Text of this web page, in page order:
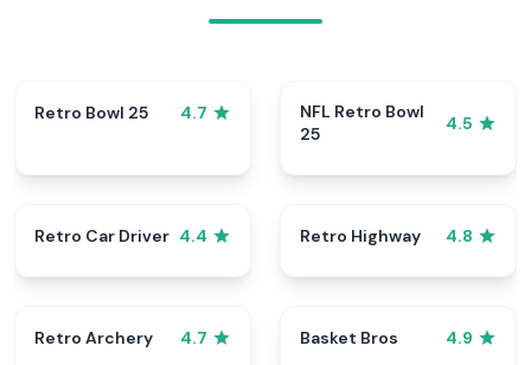
Retro Bowl 25 4.7
NFL Retro Bowl
25
4.5
Retro Car Driver 4.4 Retro Highway 4.8
Retro Archery 4.7 Basket Bros 4.9